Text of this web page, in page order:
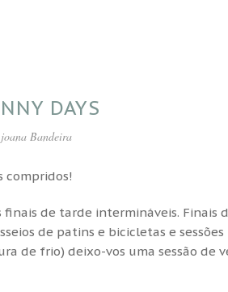
DAYS
joana Bandeira
compridos!
finais de tarde intermináveis.
de patins e bicicletas e
de frio) deixo-vos uma sessão de